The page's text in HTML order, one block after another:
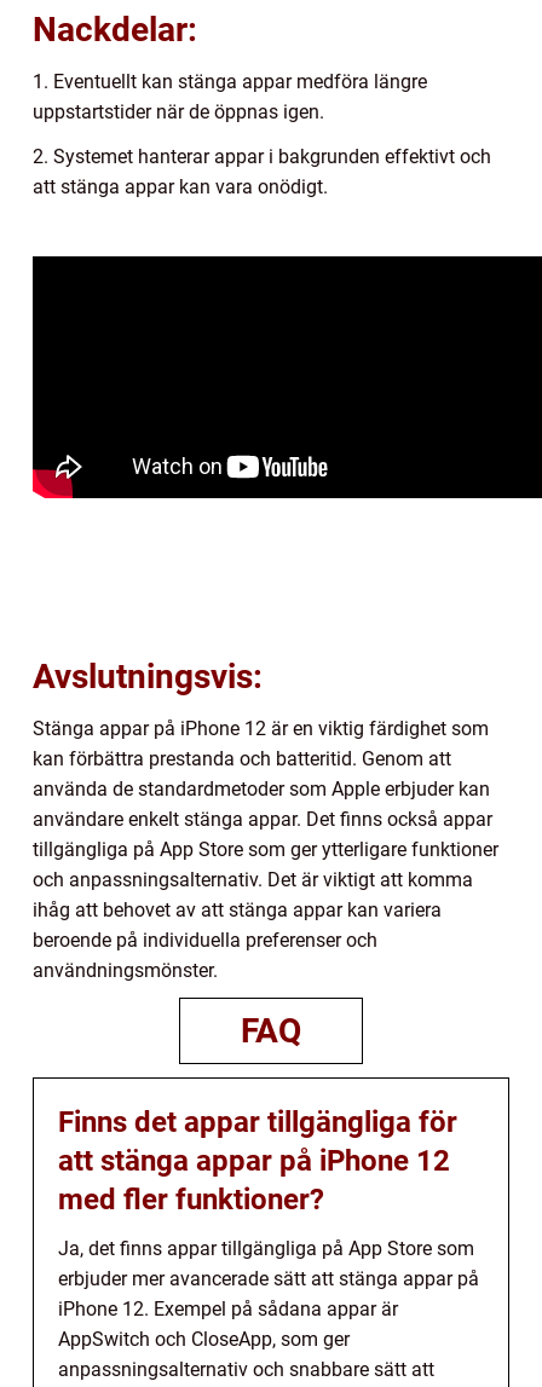
Nackdelar:
1. Eventuellt kan stänga appar medföra längre
uppstartstider när de öppnas igen.
2. Systemet hanterar appar i bakgrunden effektivt och
att stänga appar kan vara onödigt.
Avslutningsvis:
Stänga appar på iPhone 12 är en viktig färdighet som
kan förbättra prestanda och batteritid. Genom att
använda de standardmetoder som Apple erbjuder kan
användare enkelt stänga appar. Det finns också appar
tillgängliga på App Store som ger ytterligare funktioner
och anpassningsalternativ. Det är viktigt att komma
ihåg att behovet av att stänga appar kan variera
beroende på individuella preferenser och
användningsmönster.
FAQ
Finns det appar tillgängliga för
att stänga appar på iPhone 12
med fler funktioner?
Ja, det finns appar tillgängliga på App Store som
erbjuder mer avancerade sätt att stänga appar på
iPhone 12. Exempel på sådana appar är
AppSwitch och CloseApp, som ger
anpassningsalternativ och snabbare sätt att